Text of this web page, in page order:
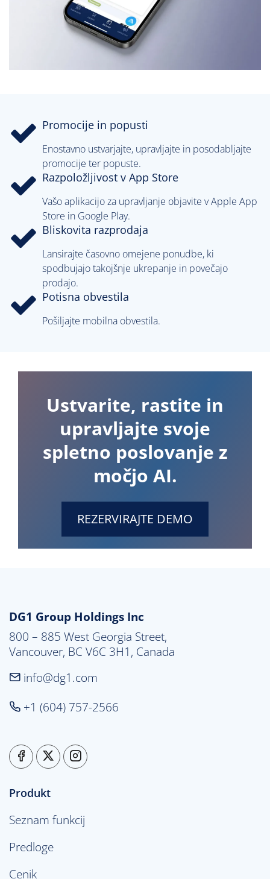
Promocije in popusti
Enostavno ustvarjajte, upravljajte in posodabljajte
promocije ter popuste.
Razpoložljivost v App Store
Vašo aplikacijo za upravljanje objavite v Apple App
Store in Google Play.
Bliskovita razprodaja
Lansirajte časovno omejene ponudbe, ki
spodbujajo takojšnje ukrepanje in povečajo
prodajo.
Potisna obvestila
Pošiljajte mobilna obvestila.
Ustvarite, rastite in
upravljajte svoje
spletno poslovanje z
močjo AI.
REZERVIRAJTE DEMO
DG1 Group Holdings Inc
800 – 885 West Georgia Street,
Vancouver, BC V6C 3H1, Canada
info@dg1.com
+1 (604) 757-2566
Produkt
Seznam funkcij
Predloge
Cenik